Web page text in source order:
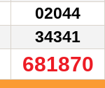
02044
34341
681870